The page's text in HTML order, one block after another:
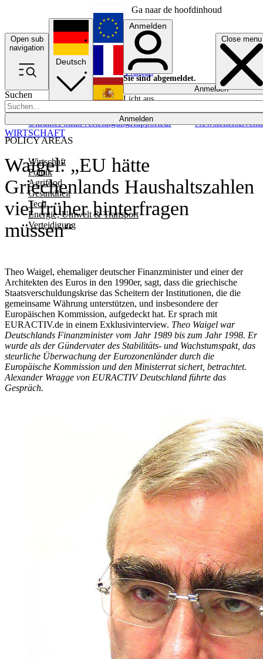
Ga naar de hoofdinhoud
Open sub
navigation
Close menu
Suchen
Anmelden
POLICY AREAS
Wirtschaft
Politik
Agrifood
Gesundheit
Tech
Energie, Umwelt & Transport
Verteidigung
UkrainePolitikVerteidigungRapporteur NewslettersEvents
Deutsch
English
Français
Anmelden
Sie sind abgemeldet.
Anmelden
Licht aus
Waigel: „EU hätte
Griechenlands Haushaltszahlen
viel früher hinterfragen
müssen“
Theo Waigel, ehemaliger deutscher Finanzminister und einer der
Architekten des Euros in den 1990er, sagt, dass die griechische
Staatsverschuldungskrise das Scheitern der Institutionen, die die
gemeinsame Währung unterstützen, und insbesondere der
Europäischen Kommission, aufgedeckt hat. Er sprach mit
EURACTIV.de in einem Exklusivinterview. Theo Waigel war
Deutschlands Finanzminister vom Jahr 1989 bis zum Jahr 1998. Er
wurde als der Gündervater des Stabilitäts- und Wachstumspakt, das
steurliche Überwachung der Eurozonenländer durch die
Europäische Kommission und den Ministerrat sichert, betrachtet.
Alexander Wragge von EURACTIV Deutschland führte das
Gespräch.
WIRTSCHAFT